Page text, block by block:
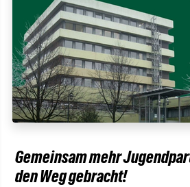
Gemeinsam mehr
den Weg gebracht!